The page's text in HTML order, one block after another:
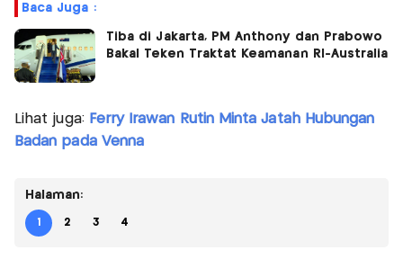
Baca Juga :
Tiba di Jakarta, PM Anthony dan Prabowo
Bakal Teken Traktat Keamanan RI-Australia
Lihat juga: Ferry Irawan Rutin Minta Jatah Hubungan
Badan pada Venna
Halaman:
1 2 3 4